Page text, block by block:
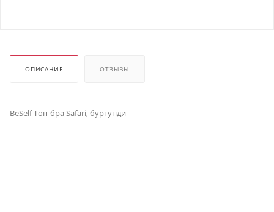
ОПИСАНИЕ ОТЗЫВЫ
BeSelf Топ-бра Safari, бургунди